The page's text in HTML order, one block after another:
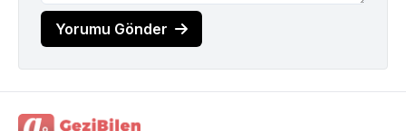
Yorumu Gönder